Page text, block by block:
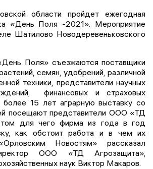
области пройдет ежегодная
«День Поля -2021». Мероприятие
Шатилово Новодеревеньковского
Поля» съезжаются поставщики
семян, удобрений, различной
техники, представители научных
финансовых и страховых
более 15 лет аграрную выставку со
посещают представители ООО «ТД
для чего фирма из года в год
как обстоит работа и в чем их
Новостям» рассказал
ООО «ТД Агрозащита»,
наук Виктор Макаров.